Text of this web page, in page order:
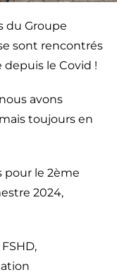
du Groupe
sont rencontrés
depuis le Covid !
avons
toujours en
pour le 2ème
2024,